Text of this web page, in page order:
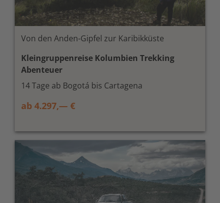
Von den Anden-Gipfel zur Karibikküste
Kleingruppenreise Kolumbien Trekking
Abenteuer
14 Tage ab Bogotá bis Cartagena
ab 4.297,— €